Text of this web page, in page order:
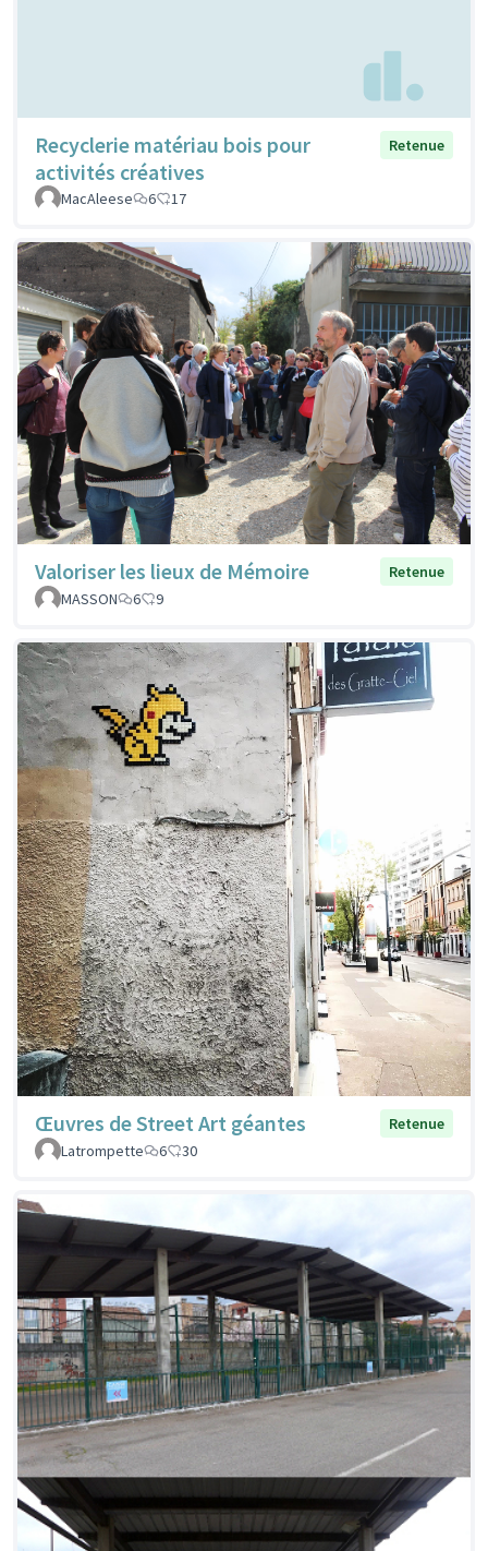
Recyclerie matériau bois pour
activités créatives
Retenue
MacAleese 6 17
Valoriser les lieux de Mémoire
Retenue
MASSON
6 9
Œuvres de Street Art géantes
Retenue
Latrompette
6 30